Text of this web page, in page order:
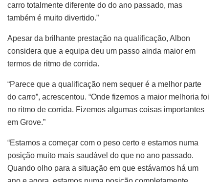
carro totalmente diferente do do ano passado, mas
também é muito divertido.”
Apesar da brilhante prestação na qualificação, Albon
considera que a equipa deu um passo ainda maior em
termos de ritmo de corrida.
“Parece que a qualificação nem sequer é a melhor parte
do carro”, acrescentou. “Onde fizemos a maior melhoria foi
no ritmo de corrida. Fizemos algumas coisas importantes
em Grove.”
“Estamos a começar com o peso certo e estamos numa
posição muito mais saudável do que no ano passado.
Quando olho para a situação em que estávamos há um